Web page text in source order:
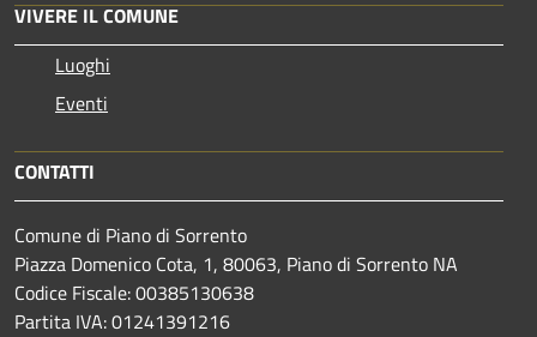
VIVERE IL COMUNE
Luoghi
Eventi
CONTATTI
Comune di Piano di Sorrento
Piazza Domenico Cota, 1, 80063, Piano di Sorrento NA
Codice Fiscale: 00385130638
Partita IVA: 01241391216